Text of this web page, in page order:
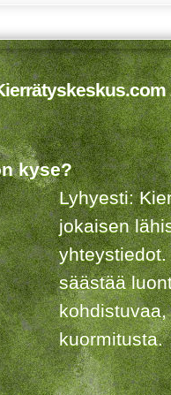
kyse?
Lyhyesti:
jokaisen
säästää
kuormitusta.